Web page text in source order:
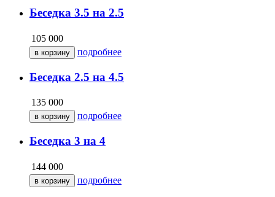
Беседка 3.5 на 2.5
105 000
подробнее
Беседка 2.5 на 4.5
135 000
подробнее
Беседка 3 на 4
144 000
подробнее